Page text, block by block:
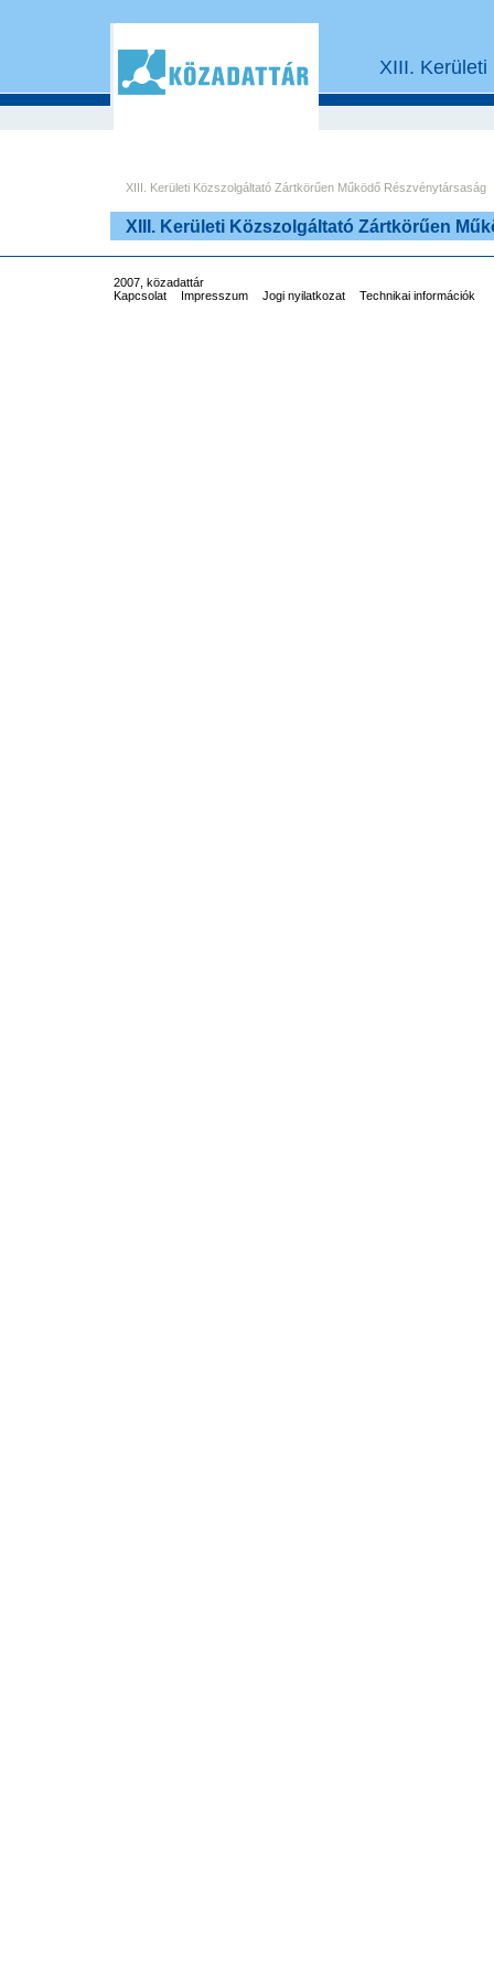
XIII. Kerületi
XIII. Kerületi Közszolgáltató Zártkörűen Működő Részvénytársaság
XIII. Kerületi Közszolgáltató Zártkörűen
2007, közadattár
Kapcsolat
Impresszum Jogi nyilatkozat Technikai információk